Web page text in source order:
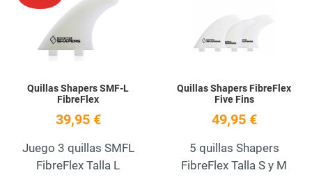
Quillas Shapers SMF-L
FibreFlex
39,95 €
Juego 3 quillas SMFL
FibreFlex Talla L
Quillas Shapers FibreFlex
Five Fins
49,95 €
5 quillas Shapers
FibreFlex Talla S y M